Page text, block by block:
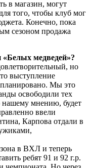
в магазин, могут
того, чтобы клуб мог
Конечно, пока
сезоном продажа
медведей»?
но
выступление
Мы это
освободили тех
нашему мнению, будет
ввели
Карпова отдали в
в ВХЛ и теперь
ребят 91 и 92 г.р.